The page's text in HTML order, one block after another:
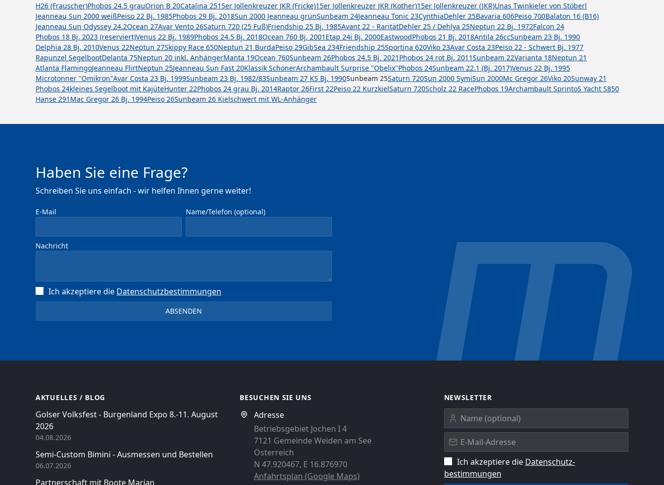
H26 (Frauscher)Phobos 24.5 grauOrion B 20Catalina 2515er Jollenkreuzer JKR (Fricke)15er Jollenkreuzer JKR (Kother)15er Jollenkreuzer (JKR)Unas Twinkieler von Stöberl
Jeanneau Sun 2000 weißPeiso 22 Bj. 1985Phobos 29 Bj. 2018Sun 2000 Jeanneau grünSunbeam 24Jeanneau Tonic 23CynthiaDehler 25Bavaria 606Peiso 700Balaton 16 (B16)
Jeanneau Sun Odyssey 24.2Ocean 27Avar Vento 26Saturn 720 (25 Fuß)Friendship 25 Bj. 1985Avant 22 - RaritätDehler 25 / Dehlya 25Neptun 22 Bj. 1972Falcon 24
Phobos 18 Bj. 2023 (reserviert)Venus 22 Bj. 1989Phobos 24.5 Bj. 2018Ocean 760 Bj. 2001 Etap 24i Bj. 2000EastwoodPhobos 21 Bj. 2018Antila 26ccSunbeam 23 Bj. 1990
Delphia 28 Bj. 2010Venus 22Neptun 27Skippy Race 650Neptun 21 BurdaPeiso 29GibSea 234Friendship 25Sportina 620Viko 23Avar Costa 23Peiso 22 - Schwert Bj. 1977
Rapunzel SegelbootDelanta 75Neptun 20 inkl. AnhängerManta 19Ocean 760Sunbeam 26Phobos 24.5 Bj. 2021 Phobos 24 rot Bj. 2011Sunbeam 22Varianta 18Neptun 21
Atlanta FlamingoJeanneau FlirtNeptun 25Jeanneau Sun Fast 20Klassik SchonerArchambault Surprise "Obelix"Phobos 24Sunbeam 22.1 (Bj. 2017)Venus 22 Bj. 1995
Microtonner "Omikron"Avar Costa 23 Bj. 1999Sunbeam 23 Bj. 1982/83Sunbeam 27 KS Bj. 1990Sunbeam 25Saturn 720Sun 2000 SymiSun 2000Mc Gregor 26Viko 20Sunway 21
Phobos 24kleines Segelboot mit KajüteHunter 22Phobos 24 grau Bj. 2014Raptor 26First 22Peiso 22 KurzkielSaturn 720Scholz 22 RacePhobos 19Archambault SprintoS Yacht S850
Hanse 291 Mac Gregor 26 Bj. 1994Peiso 26Sunbeam 26 Kielschwert mit WL-Anhänger
Haben Sie eine Frage?
Schreiben Sie uns einfach - wir helfen Ihnen gerne weiter!
E-Mail Name/Telefon (optional)
Nachricht
Ich akzeptiere die Datenschutz­bestimmungen
AKTUELLES / BLOG
Golser Volksfest - Burgenland Expo 8.-11. August
2026
04.08.2026
Semi-Custom Bimini - Ausmessen und Bestellen
06.07.2026
Partnerschaft mit Boote Marian
BESUCHEN SIE UNS
Adresse
Betriebsgebiet Jochen I 4
7121 Gemeinde Weiden am See
Österreich
N 47.920467, E 16.876970
Anfahrtsplan (Google Maps)
NEWSLETTER
Ich akzeptiere die Datenschutz­
bestimmungen